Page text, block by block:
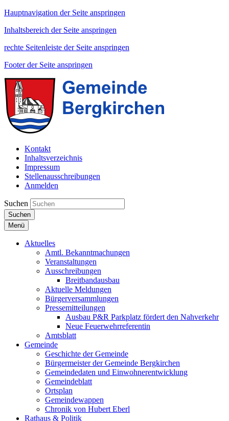
Hauptnavigation der Seite anspringen
Inhaltsbereich der Seite anspringen
rechte Seitenleiste der Seite anspringen
Footer der Seite anspringen
Kontakt
Inhaltsverzeichnis
Impressum
Stellenausschreibungen
Anmelden
Suchen
Suchen
Menü
Aktuelles
Amtl. Bekanntmachungen
Veranstaltungen
Ausschreibungen
Breitbandausbau
Aktuelle Meldungen
Bürgerversammlungen
Pressemitteilungen
Ausbau P&R Parkplatz fördert den Nahverkehr
Neue Feuerwehrreferentin
Amtsblatt
Gemeinde
Geschichte der Gemeinde
Bürgermeister der Gemeinde Bergkirchen
Gemeindedaten und Einwohnerentwicklung
Gemeindeblatt
Ortsplan
Gemeindewappen
Chronik von Hubert Eberl
Rathaus & Politik